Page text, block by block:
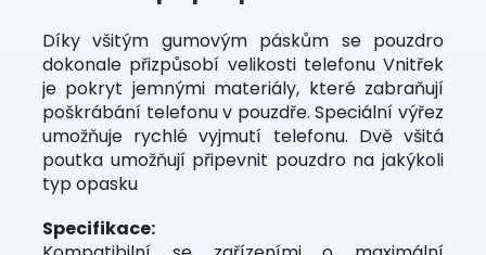
Díky všitým gumovým páskům se pouzdro
dokonale přizpůsobí velikosti telefonu Vnitřek
je pokryt jemnými materiály, které zabraňují
poškrábání telefonu v pouzdře. Speciální výřez
umožňuje rychlé vyjmutí telefonu. Dvě všitá
poutka umožňují připevnit pouzdro na jakýkoli
typ opasku
Specifikace: